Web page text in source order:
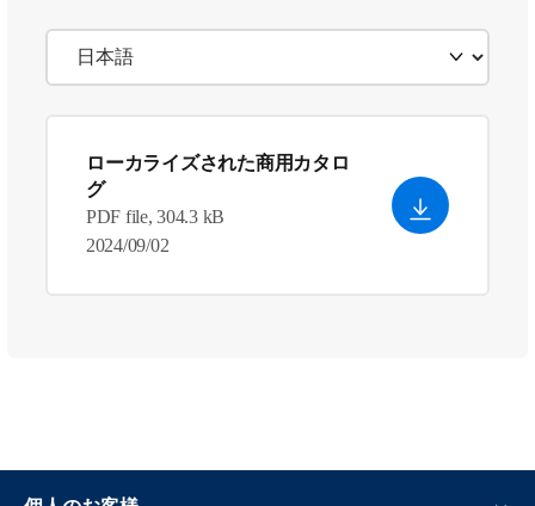
ローカライズされた商用カタロ
グ
PDF file, 304.3 kB
2024/09/02